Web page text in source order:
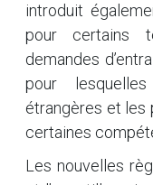
introduit
pour certains
demandes
pour
étrangères et les
certaines
Les nouvelles